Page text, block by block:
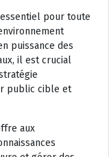
pour toute
puissance des
il est crucial
public cible et
aux